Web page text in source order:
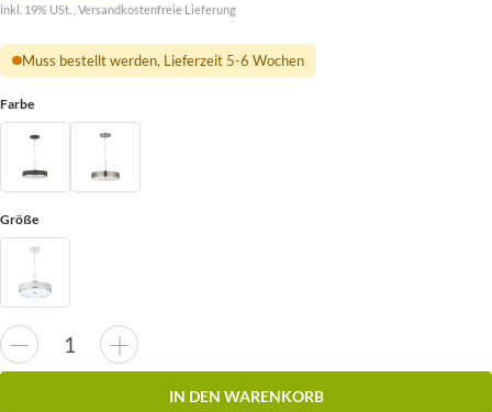
inkl. 19% USt. , Versandkostenfreie Lieferung
Muss bestellt werden, Lieferzeit 5-6 Wochen
Farbe
Größe
IN DEN WARENKORB